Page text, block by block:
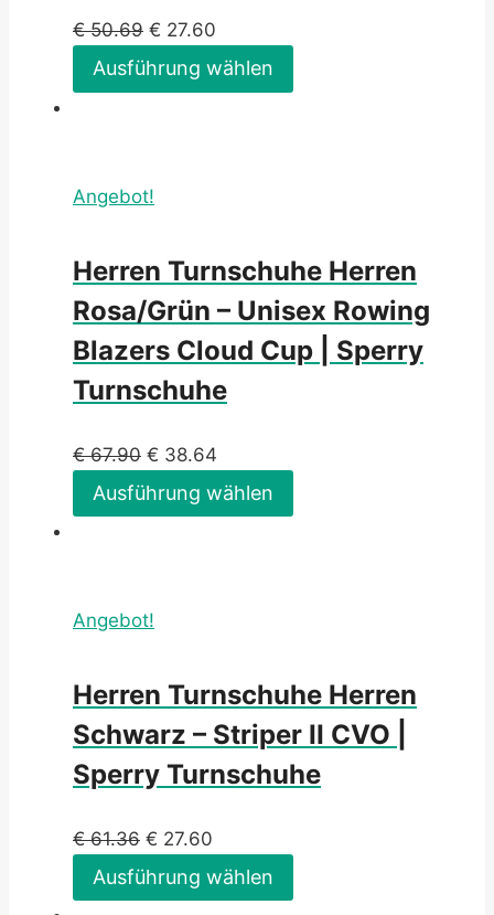
€50.69 € 27.60
Ausführung wählen
Angebot!
Herren Turnschuhe Herren
Rosa/Grün – Unisex Rowing
Blazers Cloud Cup | Sperry
Turnschuhe
€67.90 € 38.64
Ausführung wählen
Angebot!
Herren Turnschuhe Herren
Schwarz – Striper II CVO |
Sperry Turnschuhe
€61.36 € 27.60
Ausführung wählen